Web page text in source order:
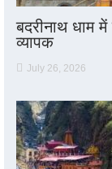
बदरीनाथ धाम
व्यापक
July 26, 2026